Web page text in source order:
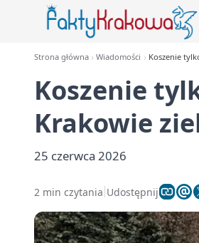
Strona główna Wiadomości Koszenie
Koszenie
Krakowie
25 czerwca 2026
2 min czytania Udostępnij